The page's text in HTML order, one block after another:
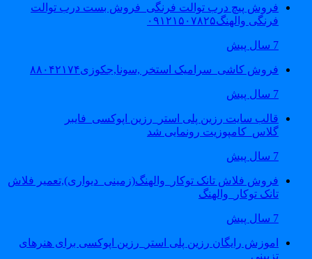
فروش پیچ درب توالت فرنگی_فروش بست درب توالت
فرنگی والهنگ۰۹۱۲۱۵۰۷۸۲۵
فروش کاشی_سرامیک استخر ,سونا,جکوزی۸۸۰۴۲۱۷۴
قالب سایت رزین پلی استر_رزین اپوکسی_فایبر
گلاس_کامپوزیت رونمایی شد
فروش فلاش تانک توکار_والهنگ(زمینی_دیواری),تعمیر فلاش
تانک توکار_والهنگ
اموزش رایگان رزین پلی استر_رزین اپوکسی برای هنرهای
تزیینی